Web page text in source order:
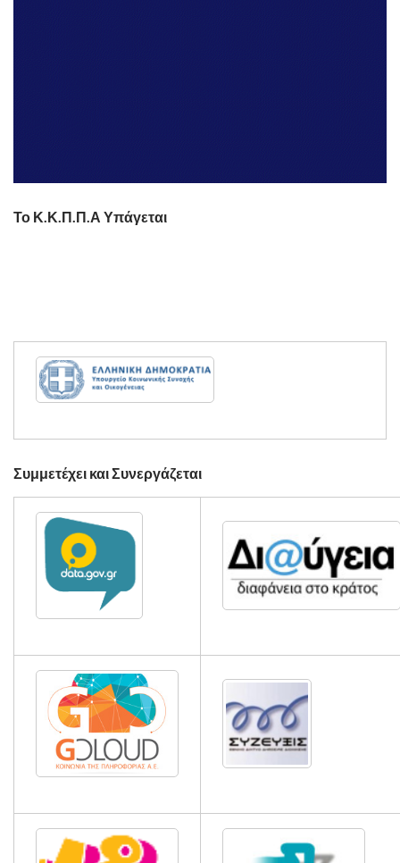
Το Κ.Κ.Π.Π.Α Υπάγεται
Συμμετέχει και Συνεργάζεται